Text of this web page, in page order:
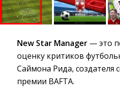
New Star Manager — это
оценку критиков
Саймона Рида, создателя
премии BAFTA.